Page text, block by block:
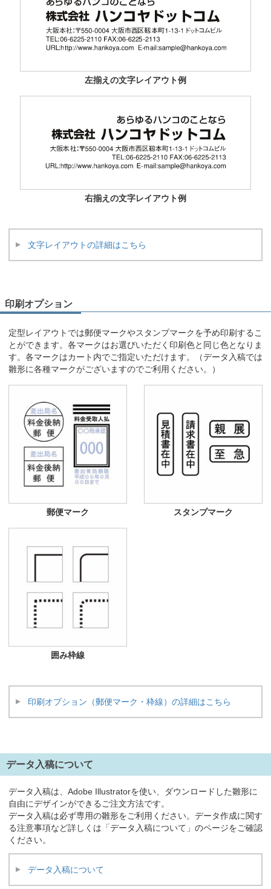
左揃えの文字レイアウト例
右揃えの文字レイアウト例
文字レイアウトの詳細はこちら
印刷オプション
定型レイアウトでは郵便マークやスタンプマークを予め印刷するこ
とができます。各マークはお選びいただく印刷色と同じ色となりま
す。各マークはカート内でご指定いただけます。（データ入稿では
雛形に各種マークがございますのでご利用ください。）
郵便マーク スタンプマーク
囲み枠線
印刷オプション（郵便マーク・枠線）の詳細はこちら
データ入稿について
データ入稿は、Adobe Illustratorを使い、ダウンロードした雛形に
自由にデザインができるご注文方法です。
データ入稿は必ず専用の雛形をご利用ください。データ作成に関す
る注意事項など詳しくは「データ入稿について」のページをご確認
ください。
データ入稿について